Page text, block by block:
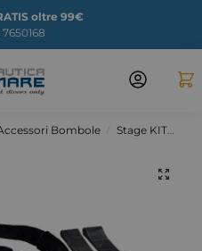
oltre 99€
Bombole Stage KIT